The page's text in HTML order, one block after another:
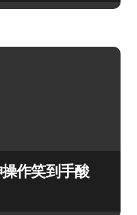
作笑到手酸